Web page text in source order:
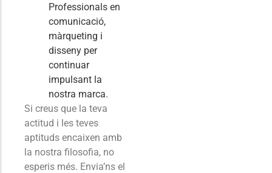
Professionals en
comunicació,
màrqueting i
disseny per
continuar
impulsant la
nostra marca.
Si creus que la teva
actitud i les teves
aptituds encaixen amb
la nostra filosofia, no
esperis més. Envia’ns el